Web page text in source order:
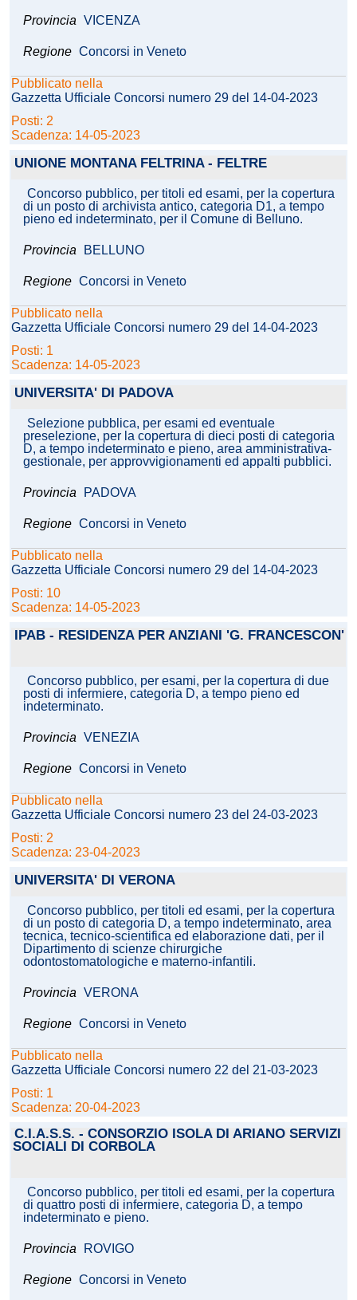
Provincia VICENZA
Regione Concorsi in Veneto
Pubblicato nella
Gazzetta Ufficiale Concorsi numero 29 del 14-04-2023
Posti: 2
Scadenza: 14-05-2023
UNIONE MONTANA FELTRINA - FELTRE
Concorso pubblico, per titoli ed esami, per la copertura
di un posto di archivista antico, categoria D1, a tempo
pieno ed indeterminato, per il Comune di Belluno.
Provincia BELLUNO
Regione Concorsi in Veneto
Pubblicato nella
Gazzetta Ufficiale Concorsi numero 29 del 14-04-2023
Posti: 1
Scadenza: 14-05-2023
UNIVERSITA' DI PADOVA
Selezione pubblica, per esami ed eventuale
preselezione, per la copertura di dieci posti di categoria
D, a tempo indeterminato e pieno, area amministrativa-
gestionale, per approvvigionamenti ed appalti pubblici.
Provincia PADOVA
Regione Concorsi in Veneto
Pubblicato nella
Gazzetta Ufficiale Concorsi numero 29 del 14-04-2023
Posti: 10
Scadenza: 14-05-2023
IPAB - RESIDENZA PER ANZIANI 'G. FRANCESCON'
Concorso pubblico, per esami, per la copertura di due
posti di infermiere, categoria D, a tempo pieno ed
indeterminato.
Provincia VENEZIA
Regione Concorsi in Veneto
Pubblicato nella
Gazzetta Ufficiale Concorsi numero 23 del 24-03-2023
Posti: 2
Scadenza: 23-04-2023
UNIVERSITA' DI VERONA
Concorso pubblico, per titoli ed esami, per la copertura
di un posto di categoria D, a tempo indeterminato, area
tecnica, tecnico-scientifica ed elaborazione dati, per il
Dipartimento di scienze chirurgiche
odontostomatologiche e materno-infantili.
Provincia VERONA
Regione Concorsi in Veneto
Pubblicato nella
Gazzetta Ufficiale Concorsi numero 22 del 21-03-2023
Posti: 1
Scadenza: 20-04-2023
C.I.A.S.S. - CONSORZIO ISOLA DI ARIANO SERVIZI
SOCIALI DI CORBOLA
Concorso pubblico, per titoli ed esami, per la copertura
di quattro posti di infermiere, categoria D, a tempo
indeterminato e pieno.
Provincia ROVIGO
Regione Concorsi in Veneto